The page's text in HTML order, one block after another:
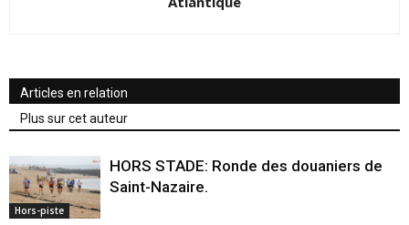
Articles en relation
Plus sur cet auteur
Hors-piste
HORS STADE: Ronde des douaniers de
Saint-Nazaire.